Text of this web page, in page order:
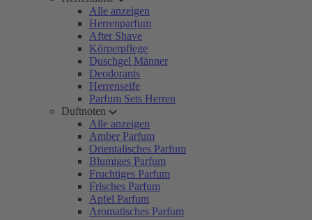
Alle anzeigen
Herrenparfum
After Shave
Körperpflege
Duschgel Männer
Deodorants
Herrenseife
Parfum Sets Herren
Duftnoten
Alle anzeigen
Amber Parfum
Orientalisches Parfum
Blumiges Parfum
Fruchtiges Parfum
Frisches Parfum
Apfel Parfum
Aromatisches Parfum